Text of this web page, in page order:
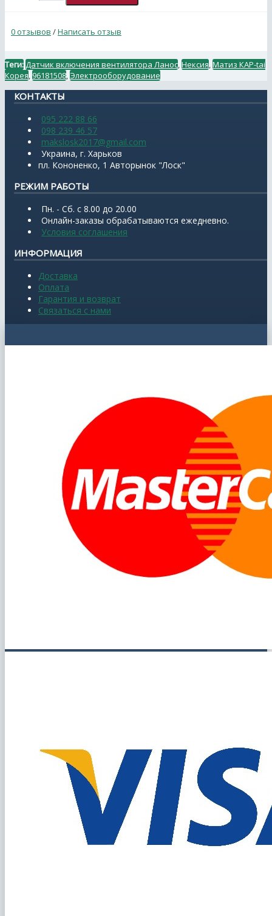
0 отзывов /Написать отзыв
Теги: Датчик включения вентилятора Ланос Нексия Матиз КАР-tai
Корея 96181508 Электрооборудование
КОНТАКТЫ
095 222 88 66
098 239 46 57
makslosk2017@gmail.com
Украина, г. Харьков
пл. Кононенко, 1 Авторынок "Лоск"
РЕЖИМ РАБОТЫ
Пн. - Сб. с 8.00 до 20.00
Онлайн-заказы обрабатываются ежедневно.
Условия соглашения
ИНФОРМАЦИЯ
Доставка
Оплата
Гарантия и возврат
Связаться с нами